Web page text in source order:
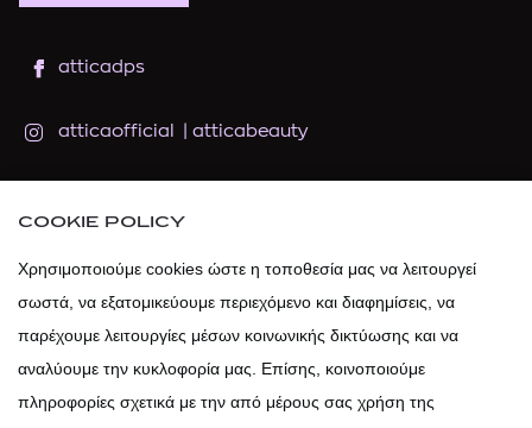
atticadps
atticaofficial atticabeauty
atticadps
COOKIE POLICY
Χρησιμοποιούμε cookies ώστε η τοποθεσία μας να λειτουργεί
σωστά, να εξατομικεύουμε περιεχόμενο και διαφημίσεις, να
παρέχουμε λειτουργίες μέσων κοινωνικής δικτύωσης και να
αναλύουμε την κυκλοφορία μας. Επίσης, κοινοποιούμε
πληροφορίες σχετικά με την από μέρους σας χρήση της